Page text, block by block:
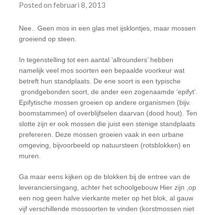
Posted on februari 8, 2013
Nee.. Geen mos in een glas met ijsklontjes, maar mossen
groeiend op steen.
In tegenstelling tot een aantal ‘allrounders’ hebben
namelijk veel mos soorten een bepaalde voorkeur wat
betreft hun standplaats. De ene soort is een typische
grondgebonden soort, de ander een zogenaamde ‘epifyt’.
Epifytische mossen groeien op andere organismen (bijv.
boomstammen) of overblijfselen daarvan (dood hout). Ten
slotte zijn er ook mossen die juist een stenige standplaats
prefereren. Deze mossen groeien vaak in een urbane
omgeving, bijvoorbeeld op natuursteen (rotsblokken) en
muren.
Ga maar eens kijken op de blokken bij de entree van de
leveranciersingang, achter het schoolgebouw Hier zijn ,op
een nog geen halve vierkante meter op het blok, al gauw
vijf verschillende mossoorten te vinden (korstmossen niet